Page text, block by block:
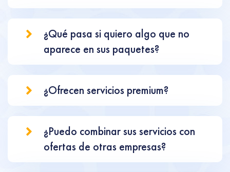
¿Qué pasa si quiero algo que no
aparece en sus paquetes?
¿Ofrecen servicios premium?
¿Puedo combinar sus servicios con
ofertas de otras empresas?